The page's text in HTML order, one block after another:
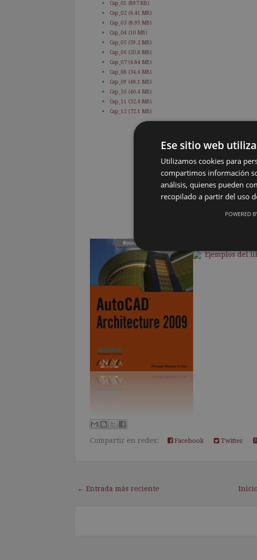
Cap_01 (897 KB)
Cap_02 (6.41 MB)
Cap_03 (8.99 MB)
Cap_04 (10 MB)
Cap_05 (59.2 MB)
Cap_06 (20.8 MB)
Cap_07 (4.84 MB)
Cap_08 (34.6 MB)
Cap_09 (48.1 MB)
Cap_10 (40.4 MB)
Cap_11 (32.6 MB)
Cap_12 (72.1 MB)
Ejemplos del
Compartir en redes: Facebook Twitter
← Entrada más reciente Inicio
Ese sitio web
Utilizamos cookies para
compartimos información
análisis, quienes pueden
recopilado a partir del uso
POWERED